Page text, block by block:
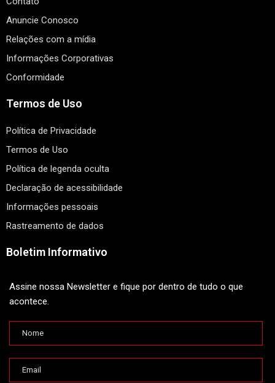
Anuncie Conosco
Relações com a mídia
Informações Corporativas
Conformidade
Termos de Uso
Política de Privacidade
Termos de Uso
Política de legenda oculta
Declaração de acessibilidade
Informações pessoais
Rastreamento de dados
Boletim Informativo
Assine nossa Newsletter e fique por dentro de tudo o que
acontece.